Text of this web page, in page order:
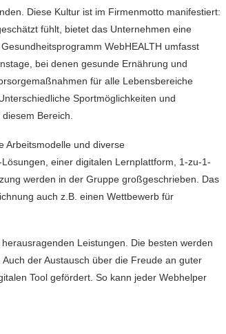
Diese Kultur ist im Firmenmotto manifestiert:
fühlt, bietet das Unternehmen eine
WebHEALTH umfasst
bei denen gesunde Ernährung und
für alle Lebensbereiche
Sportmöglichkeiten und
Bereich.
Arbeitsmodelle und diverse
einer digitalen Lernplattform, 1-zu-1-
werden in der Gruppe großgeschrieben. Das
auch z.B. einen Wettbewerb für
Leistungen. Die besten werden
der Austausch über die Freude an guter
Tool gefördert. So kann jeder Webhelper